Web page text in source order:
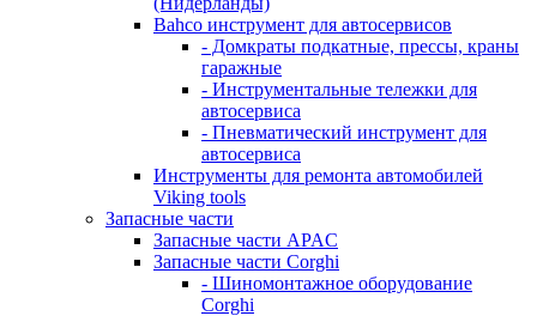
Bahco инструмент для автосервисов
- Домкраты подкатные, прессы, краны
гаражные
- Инструментальные тележки для
автосервиса
- Пневматический инструмент для
автосервиса
Инструменты для ремонта автомобилей
Viking tools
Запасные части
Запасные части APAC
Запасные части Corghi
- Шиномонтажное оборудование
Corghi